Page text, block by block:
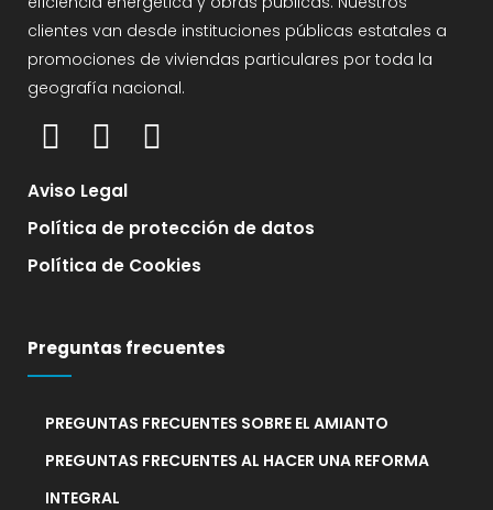
clientes van desde instituciones públicas estatales a
promociones de viviendas particulares por toda la
geografía nacional.
Aviso Legal
Política de protección de datos
Política de Cookies
Preguntas frecuentes
PREGUNTAS FRECUENTES SOBRE EL AMIANTO
PREGUNTAS FRECUENTES AL HACER UNA REFORMA
INTEGRAL